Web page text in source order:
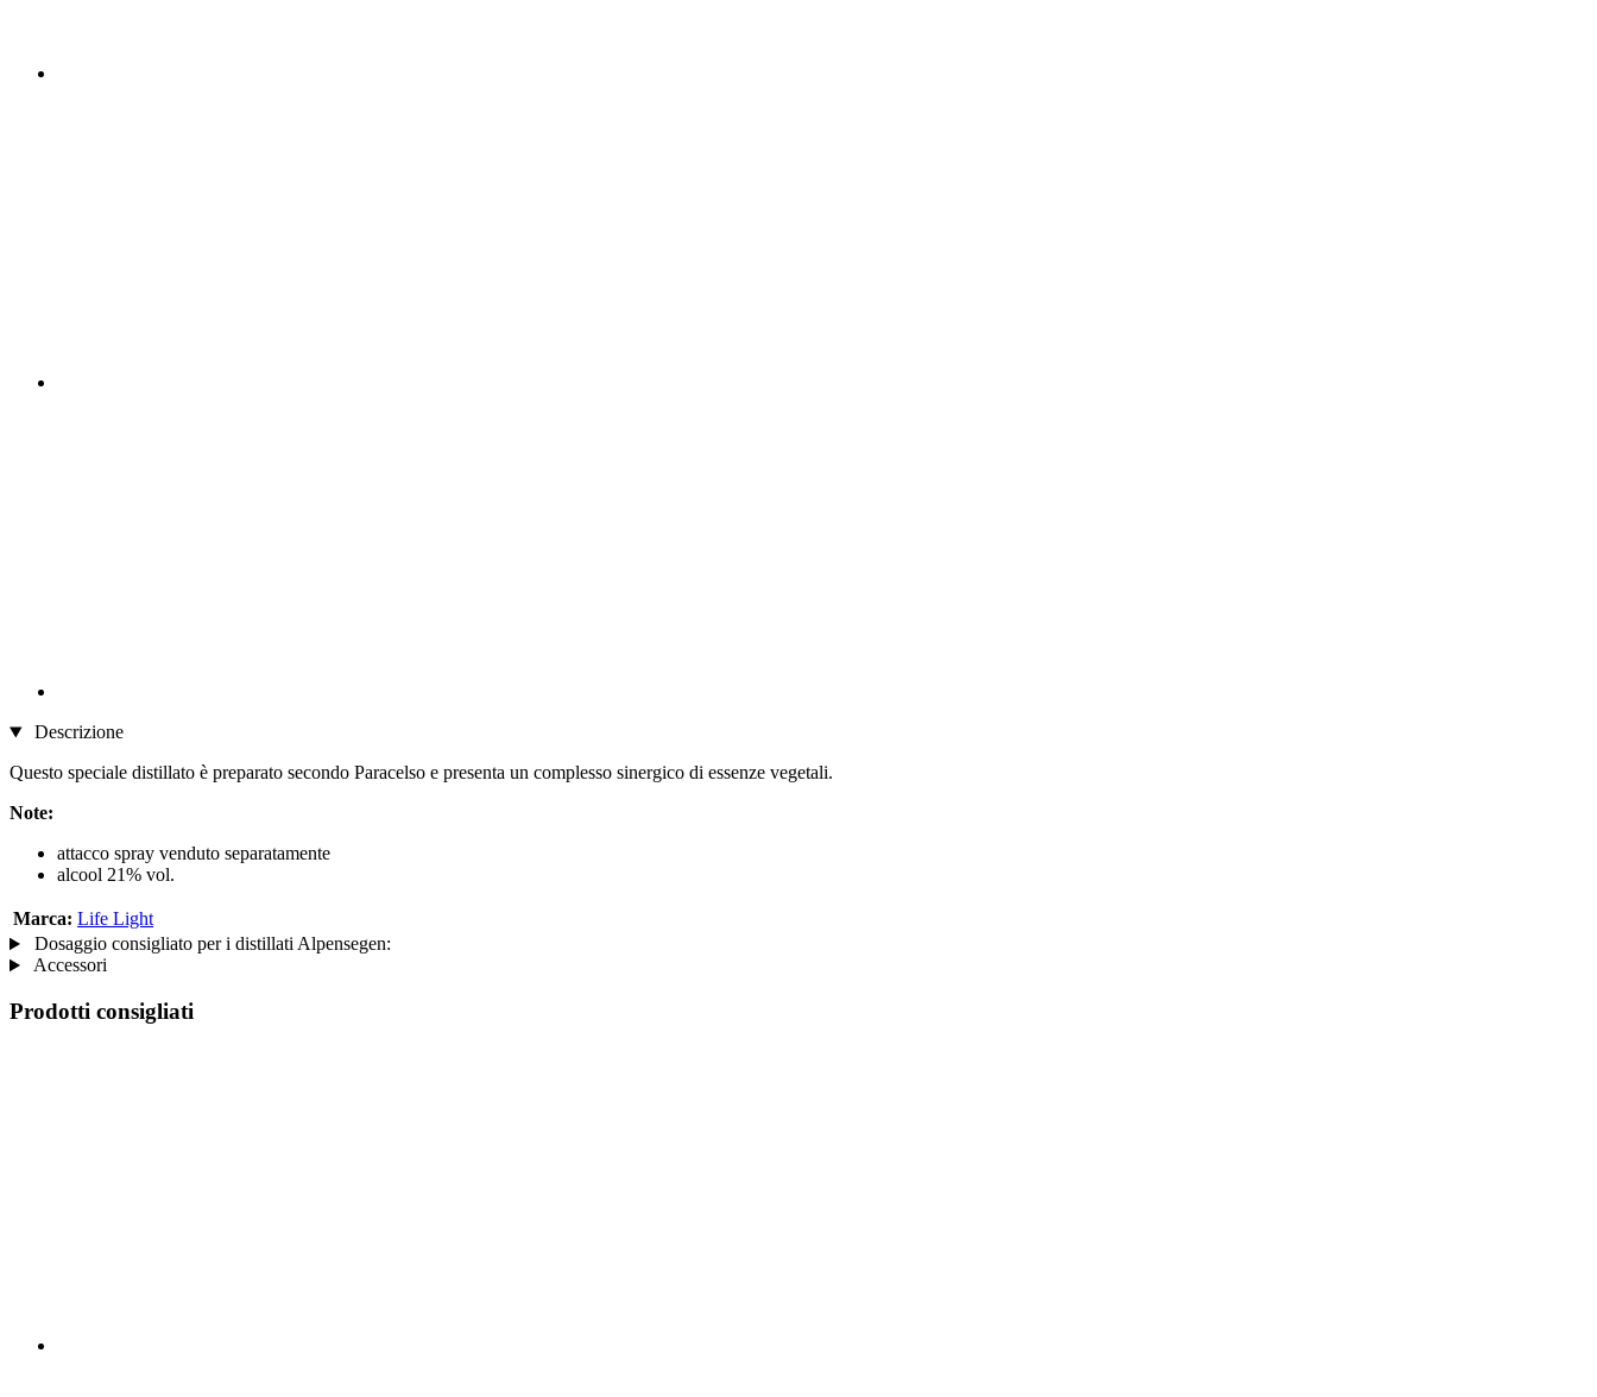
Descrizione
Questo speciale distillato è preparato secondo Paracelso e presenta un complesso sinergico di essenze vegetali.
Note:
attacco spray venduto separatamente
alcool 21% vol.
Marca: Life Light
Dosaggio consigliato per i distillati Alpensegen:
Accessori
Prodotti consigliati